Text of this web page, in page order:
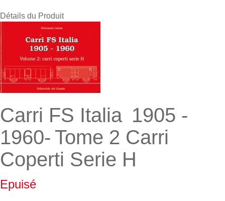
Détails du Produit
Carri FS Italia 1905 -
1960- Tome 2 Carri
Coperti Serie H
Epuisé